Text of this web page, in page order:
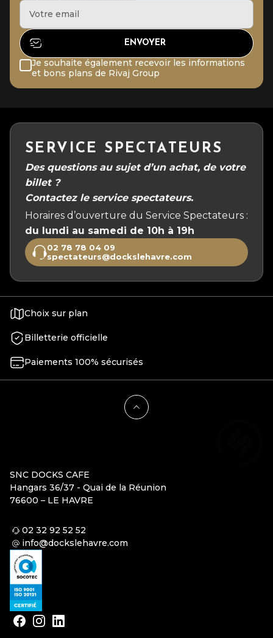
Je souhaite également recevoir les informations
et bons plans de Rivaj Group
SERVICE SPECTATEURS
Des questions au sujet d’un achat, de votre
billet ?
Contactez le service spectateurs.
Horaires d’ouverture du Service Spectateurs :
du lundi au samedi de 10h à 19h
02 78 78 04 09
spectateurs@dockslehavre.com
Choix sur plan
Billetterie officielle
Paiements 100% sécurisés
SNC DOCKS CAFE
Hangars 36/37 - Quai de la Réunion
76600 – LE HAVRE
02 32 92 52 52
info@dockslehavre.com